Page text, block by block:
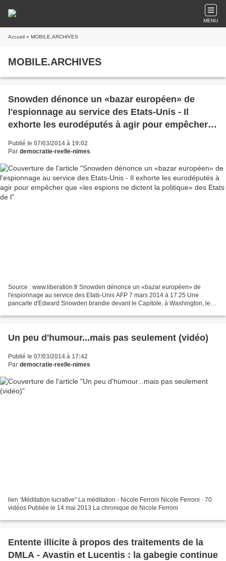
MENU
Accueil » MOBILE.ARCHIVES
MOBILE.ARCHIVES
Snowden dénonce un «bazar européen» de
l'espionnage au service des Etats-Unis - Il
exhorte les eurodéputés à agir pour empêcher
que «les espions ne dictent la politique» des
Etats de l
Publié le 07/03/2014 à 19:02
Par democratie-reelle-nimes
Source : www.liberation.fr Snowden dénonce un «bazar européen» de
l'espionnage au service des Etats-Unis AFP 7 mars 2014 à 17:25 Une
pancarte d'Edward Snowden brandie devant le Capitole, à Washington, le
Un peu d'humour...mais pas seulement (vidéo)
Publié le 07/03/2014 à 17:42
Par democratie-reelle-nimes
lien ‘Méditation lucrative" La méditation - Nicole Ferroni Nicole Ferroni · 70
vidéos Publiée le 14 mai 2013 La chronique de Nicole Ferroni
Entente illicite à propos des traitements de la
DMLA - Avastin et Lucentis : la gabegie continue